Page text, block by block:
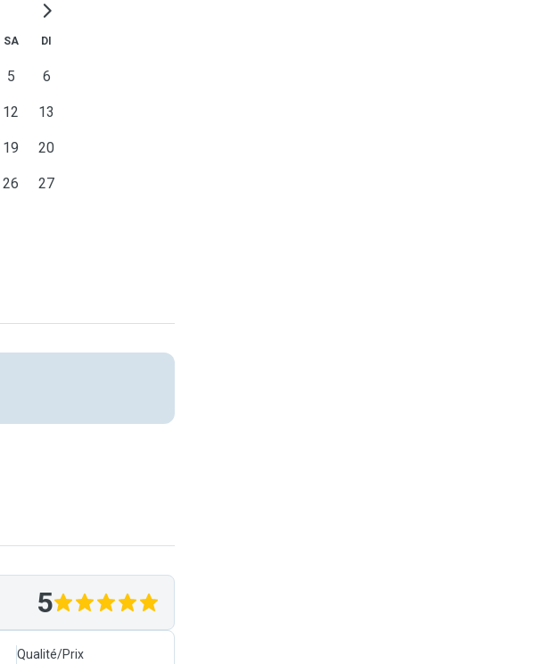
SA DI
5 6
12 13
19 20
26 27
5
Qualité/Prix